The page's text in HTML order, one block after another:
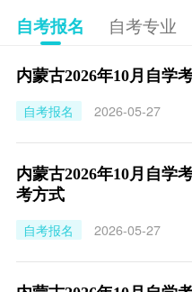
自考报名 自考专业
内蒙古2026年10月自学
自考报名
2026-05-27
内蒙古2026年10月自学
考方式
自考报名
2026-05-27